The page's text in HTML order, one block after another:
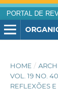
PORTAL DE
HOME /
VOL. 19 NO.
REFLEXÕES